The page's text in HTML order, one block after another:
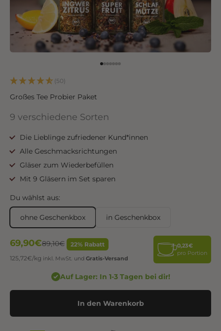
(50)
Großes Tee Probier Paket
9 verschiedene Sorten
Die Lieblinge zufriedener Kund*innen
Alle Geschmacksrichtungen
Gläser zum Wiederbefüllen
Mit 9 Gläsern im Set sparen
Du wählst aus:
ohne Geschenkbox in Geschenkbox
Angebot
69,90€Regulärer Preis
89,10€
22% Rabatt
125,72€/kg inkl. MwSt. und Gratis-Versand
0,23€
pro Portion
Auf Lager: In 1-3 Tagen bei dir!
In den Warenkorb